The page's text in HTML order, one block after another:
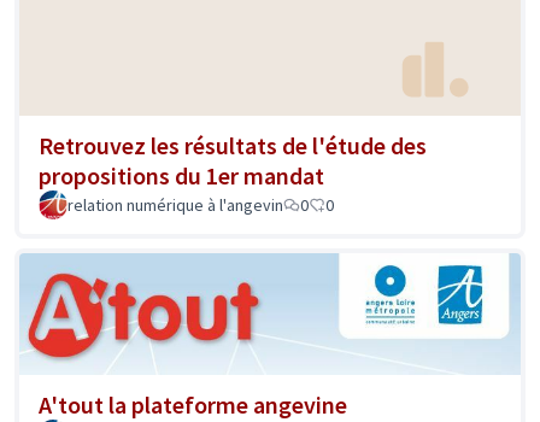
Retrouvez les résultats de l'étude des
propositions du 1er mandat
relation numérique à l'angevin 0 0
A'tout la plateforme angevine